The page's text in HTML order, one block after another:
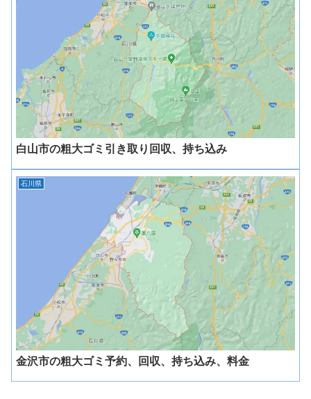
白山市の粗大ゴミ引き取り回収、持ち込み
石川県
金沢市の粗大ゴミ予約、回収、持ち込み、料金